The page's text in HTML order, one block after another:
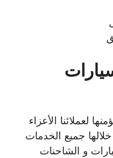
لعملائنا الأعزاء
جميع الخدمات
و الشاحنات